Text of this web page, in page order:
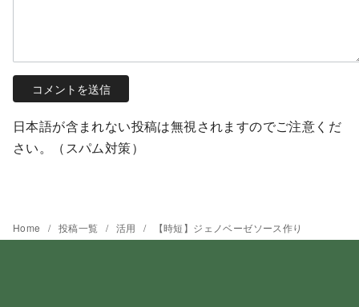
日本語が含まれない投稿は無視されますのでご注意くだ
さい。（スパム対策）
Home 投稿一覧 活用 【時短】ジェノベーゼソース作り